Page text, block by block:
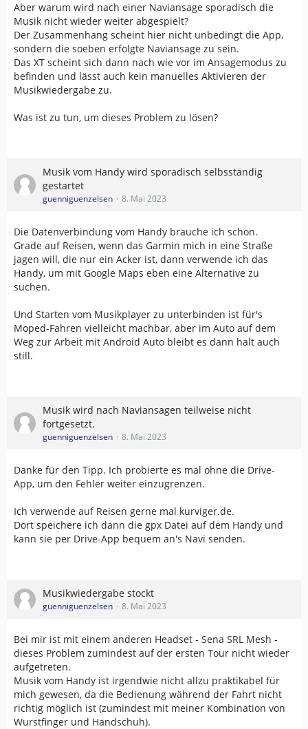
Aber warum wird nach einer Naviansage sporadisch die
Musik nicht wieder weiter abgespielt?
Der Zusammenhang scheint hier nicht unbedingt die App,
sondern die soeben erfolgte Naviansage zu sein.
Das XT scheint sich dann nach wie vor im Ansagemodus zu
befinden und lässt auch kein manuelles Aktivieren der
Musikwiedergabe zu.
Was ist zu tun, um dieses Problem zu lösen?
Musik vom Handy wird sporadisch selbsständig
gestartet
guenniguenzelsen 8. Mai 2023
Die Datenverbindung vom Handy brauche ich schon.
Grade auf Reisen, wenn das Garmin mich in eine Straße
jagen will, die nur ein Acker ist, dann verwende ich das
Handy, um mit Google Maps eben eine Alternative zu
suchen.
Und Starten vom Musikplayer zu unterbinden ist für's
Moped-Fahren vielleicht machbar, aber im Auto auf dem
Weg zur Arbeit mit Android Auto bleibt es dann halt auch
still.
Musik wird nach Naviansagen teilweise nicht
fortgesetzt.
guenniguenzelsen 8. Mai 2023
Danke für den Tipp. Ich probierte es mal ohne die Drive-
App, um den Fehler weiter einzugrenzen.
Ich verwende auf Reisen gerne mal kurviger.de.
Dort speichere ich dann die gpx Datei auf dem Handy und
kann sie per Drive-App bequem an's Navi senden.
Musikwiedergabe stockt
guenniguenzelsen 8. Mai 2023
Bei mir ist mit einem anderen Headset - Sena SRL Mesh -
dieses Problem zumindest auf der ersten Tour nicht wieder
aufgetreten.
Musik vom Handy ist irgendwie nicht allzu praktikabel für
mich gewesen, da die Bedienung während der Fahrt nicht
richtig möglich ist (zumindest mit meiner Kombination von
Wurstfinger und Handschuh).